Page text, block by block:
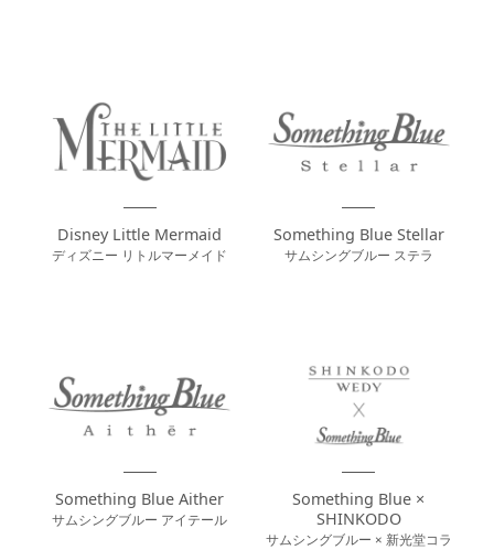
Disney Little Mermaid
ディズニー リトルマーメイド
Something Blue Stellar
サムシングブルー ステラ
Something Blue Aither
サムシングブルー アイテール
Something Blue ×
SHINKODO
サムシングブルー × 新光堂コラ